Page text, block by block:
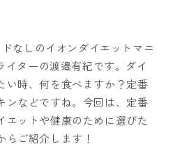
なしのイオンダイエットマニ
イターの渡邉有紀です。ダイ
い時、何を食べますか？定番
ンなどですね。今回は、定番
エットや健康のために選びた
らご紹介します！